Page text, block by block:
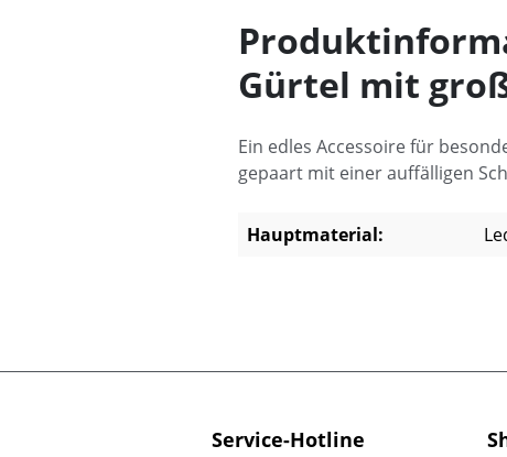
Gürtel mit
Ein edles Accessoire für
gepaart mit einer auffälligen
Hauptmaterial:
Service-Hotline